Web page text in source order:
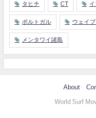
タヒチ CT
ポルトガル ウェイ
メンタワイ諸島
About
World Surf